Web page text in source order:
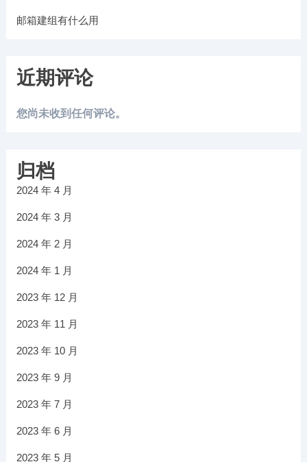
邮箱建组有什么用
近期评论
您尚未收到任何评论。
归档
2024 年 4 月
2024 年 3 月
2024 年 2 月
2024 年 1 月
2023 年 12 月
2023 年 11 月
2023 年 10 月
2023 年 9 月
2023 年 7 月
2023 年 6 月
2023 年 5 月